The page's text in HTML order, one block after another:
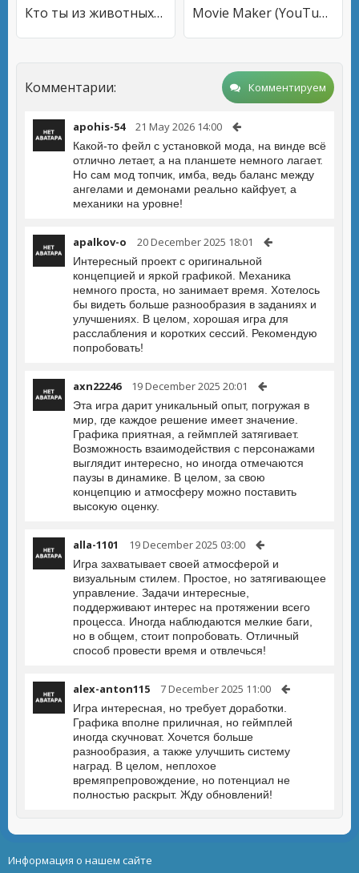
Кто ты из животных? Тест Movie Maker (YouTube) видео Редактор кино эдитор
Комментарии: Комментируем
apohis-54 21 May 2026 14:00
Какой-то фейл с установкой мода, на винде всё
отлично летает, а на планшете немного лагает.
Но сам мод топчик, имба, ведь баланс между
ангелами и демонами реально кайфует, а
механики на уровне!
apalkov-o 20 December 2025 18:01
Интересный проект с оригинальной
концепцией и яркой графикой. Механика
немного проста, но занимает время. Хотелось
бы видеть больше разнообразия в заданиях и
улучшениях. В целом, хорошая игра для
расслабления и коротких сессий. Рекомендую
попробовать!
axn22246 19 December 2025 20:01
Эта игра дарит уникальный опыт, погружая в
мир, где каждое решение имеет значение.
Графика приятная, а геймплей затягивает.
Возможность взаимодействия с персонажами
выглядит интересно, но иногда отмечаются
паузы в динамике. В целом, за свою
концепцию и атмосферу можно поставить
высокую оценку.
alla-1101 19 December 2025 03:00
Игра захватывает своей атмосферой и
визуальным стилем. Простое, но затягивающее
управление. Задачи интересные,
поддерживают интерес на протяжении всего
процесса. Иногда наблюдаются мелкие баги,
но в общем, стоит попробовать. Отличный
способ провести время и отвлечься!
alex-anton115 7 December 2025 11:00
Игра интересная, но требует доработки.
Графика вполне приличная, но геймплей
иногда скучноват. Хочется больше
разнообразия, а также улучшить систему
наград. В целом, неплохое
времяпрепровождение, но потенциал не
полностью раскрыт. Жду обновлений!
Информация о нашем сайте